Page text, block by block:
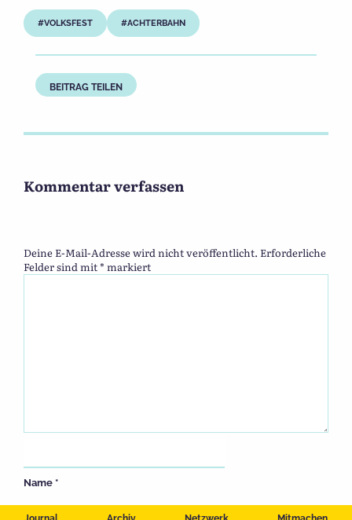
VOLKSFEST ACHTERBAHN
BEITRAG TEILEN
Kommentar verfassen
Deine E-Mail-Adresse wird nicht veröffentlicht. Erforderliche
Felder sind mit* markiert
Name *